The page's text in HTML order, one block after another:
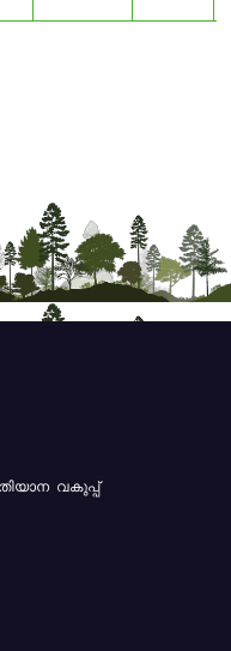
വകുപ്പ്